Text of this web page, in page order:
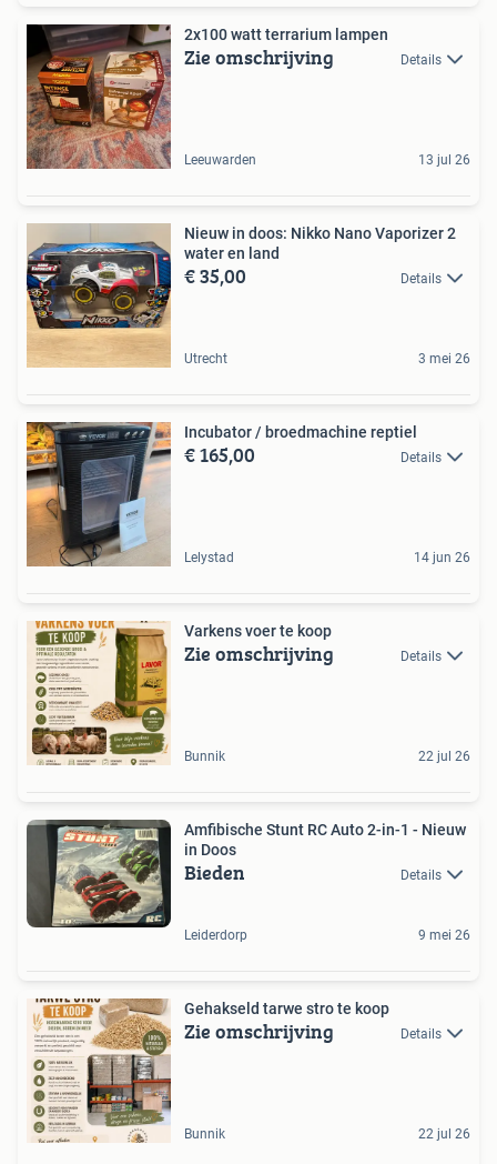
2x100 watt terrarium lampen
Zie omschrijving Details
Leeuwarden 13 jul 26
Nieuw in doos: Nikko Nano Vaporizer 2
water en land
€ 35,00 Details
Utrecht 3 mei 26
Incubator / broedmachine reptiel
€ 165,00 Details
Lelystad 14 jun 26
Varkens voer te koop
Zie omschrijving Details
Bunnik 22 jul 26
Amfibische Stunt RC Auto 2-in-1 - Nieuw
in Doos
Bieden Details
Leiderdorp 9 mei 26
Gehakseld tarwe stro te koop
Zie omschrijving Details
Bunnik 22 jul 26